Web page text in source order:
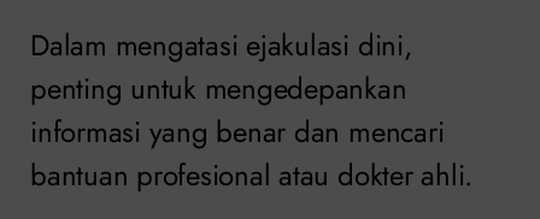
Dalam mengatasi ejakulasi dini,
penting untuk mengedepankan
informasi yang benar dan mencari
bantuan profesional atau dokter ahli.